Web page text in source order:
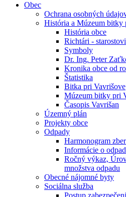
Obec
Ochrana osobných
História a Múzeum bitky
História obce
Richtári -
Symboly
Dr. Ing. Peter
Kronika obce od
Štatistika
Bitka pri Vavrišove
Múzeum bitky pri
Časopis Vavrišan
Územný plán
Projekty obce
Odpady
Harmonogram
Informácie o
Ročný výkaz,
množstva odpadu
Obecné nájomné byty
Sociálna služba
Postup